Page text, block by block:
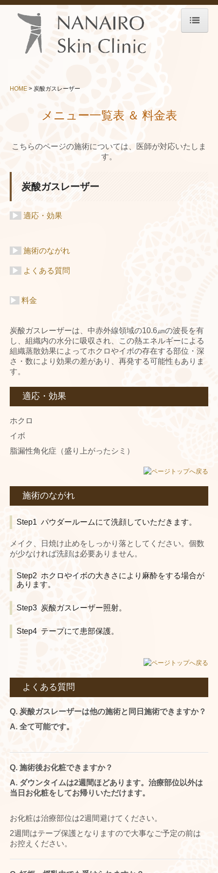
HOME
院内紹介
診療時間・アクセス
メニュー-Menu-
お悩み-Trouble-
料金一覧-Price-
ブログ-Blog-
News
問診票
スタッフ募集
HOME 炭酸ガスレーザー
メニュー一覧表 ＆ 料金表
こちらのページの施術については、医師が対応いたしま
す。
炭酸ガスレーザー
▶ 適応・効果
▶ 施術のながれ
▶ よくある質問
▶ 料金
炭酸ガスレーザーは、中赤外線領域の10.6㎛の波長を有
し、組織内の水分に吸収され、この熱エネルギーによる
組織蒸散効果によってホクロやイボの存在する部位・深
さ・数により効果の差があり、再発する可能性もありま
す。
適応・効果
ホクロ
イボ
脂漏性角化症（盛り上がったシミ）
施術のながれ
Step1 パウダールームにて洗顔していただきます。
メイク、日焼け止めをしっかり落としてください。個数
が少なければ洗顔は必要ありません。
Step2 ホクロやイボの大きさにより麻酔をする場合が
あります。
Step3 炭酸ガスレーザー照射。
Step4 テープにて患部保護。
よくある質問
Q. 炭酸ガスレーザーは他の施術と同日施術できますか？
A. 全て可能です。
Q. 施術後お化粧できますか？
A. ダウンタイムは2週間ほどあります。治療部位以外は
当日お化粧をしてお帰りいただけます。
お化粧は治療部位は2週間避けてください。
2週間はテープ保護となりますので大事なご予定の前は
お控えください。